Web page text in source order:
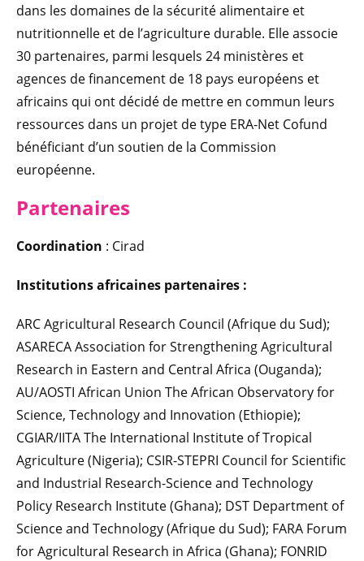
dans les domaines de la sécurité alimentaire et
nutritionnelle et de l’agriculture durable. Elle associe
30 partenaires, parmi lesquels 24 ministères et
agences de financement de 18 pays européens et
africains qui ont décidé de mettre en commun leurs
ressources dans un projet de type ERA-Net Cofund
bénéficiant d’un soutien de la Commission
européenne.
Partenaires
Coordination : Cirad
Institutions africaines partenaires :
ARC Agricultural Research Council (Afrique du Sud);
ASARECA Association for Strengthening Agricultural
Research in Eastern and Central Africa (Ouganda);
AU/AOSTI African Union The African Observatory for
Science, Technology and Innovation (Ethiopie);
CGIAR/IITA The International Institute of Tropical
Agriculture (Nigeria); CSIR-STEPRI Council for Scientific
and Industrial Research-Science and Technology
Policy Research Institute (Ghana); DST Department of
Science and Technology (Afrique du Sud); FARA Forum
for Agricultural Research in Africa (Ghana); FONRID